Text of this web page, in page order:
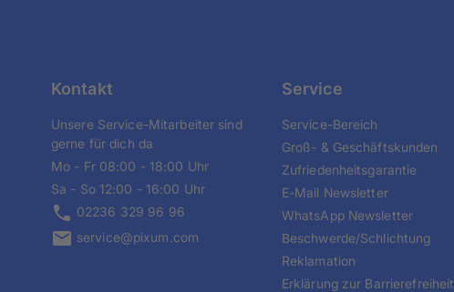
Kontakt
Unsere Service-Mitarbeiter sind
gerne für dich da
Mo - Fr 08:00 - 18:00 Uhr
Sa - So 12:00 - 16:00 Uhr
02236 329 96 96
service@pixum.com
Service
Service-Bereich
Groß- & Geschäftskunden
Zufriedenheitsgarantie
E-Mail Newsletter
WhatsApp Newsletter
Beschwerde/Schlichtung
Reklamation
Erklärung zur Barrierefreiheit